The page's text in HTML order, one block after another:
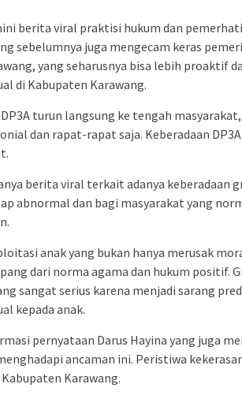
berita viral praktisi hukum dan pemerhati
sebelumnya juga mengecam keras
yang seharusnya bisa lebih proaktif
di Kabupaten Karawang.
turun langsung ke tengah
dan rapat-rapat saja. Keberadaan
berita viral terkait adanya keberadaan
abnormal dan bagi masyarakat yang
anak yang bukan hanya merusak
dari norma agama dan hukum positif.
sangat serius karena menjadi sarang
kepada anak.
pernyataan Darus Hayina yang juga
ancaman ini. Peristiwa
Karawang.